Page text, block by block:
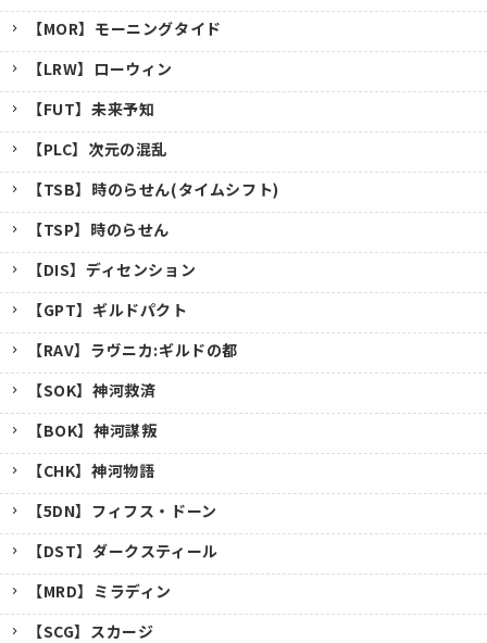
【MOR】モーニングタイド
【LRW】ローウィン
【FUT】未来予知
【PLC】次元の混乱
【TSB】時のらせん(タイムシフト)
【TSP】時のらせん
【DIS】ディセンション
【GPT】ギルドパクト
【RAV】ラヴニカ:ギルドの都
【SOK】神河救済
【BOK】神河謀叛
【CHK】神河物語
【5DN】フィフス・ドーン
【DST】ダークスティール
【MRD】ミラディン
【SCG】スカージ